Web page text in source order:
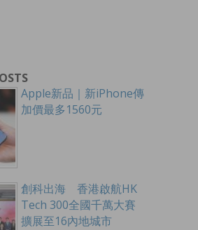
Apple新品｜新iPhone傳
加價最多1560元
創科出海 香港啟航HK
Tech 300全國千萬大賽
擴展至16內地城市